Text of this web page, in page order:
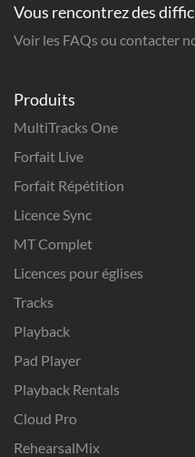
Produits
MultiTracks One
Forfait Live
Forfait Répétition
Licence Sync
MT Complet
Licences pour églises
Tracks
Playback
Pad Player
Playback Rentals
Cloud Pro
RehearsalMix
Vous rencontrez des
Voir les FAQs ou contacter